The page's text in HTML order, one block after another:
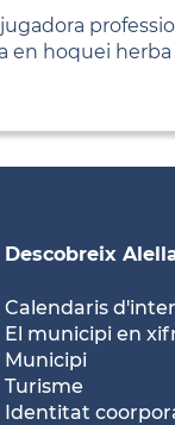
hoquei herba
Descobreix
Calendaris
El municipi en
Municipi
Turisme
Identitat